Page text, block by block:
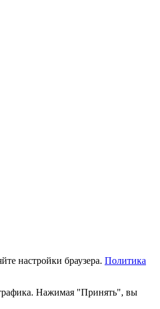
настройки браузера. Политика
Нажимая "Принять", вы